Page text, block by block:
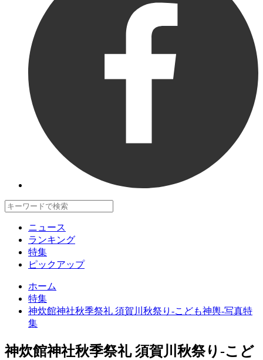
ニュース
ランキング
特集
ピックアップ
ホーム
特集
神炊館神社秋季祭礼 須賀川秋祭り-こども神輿-写真特
集
神炊館神社秋季祭礼 須賀川秋祭り-こど